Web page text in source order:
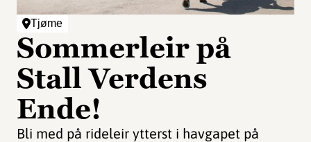
Tjøme
Sommerleir på
Stall Verdens
Ende!
Bli med på rideleir ytterst i havgapet på